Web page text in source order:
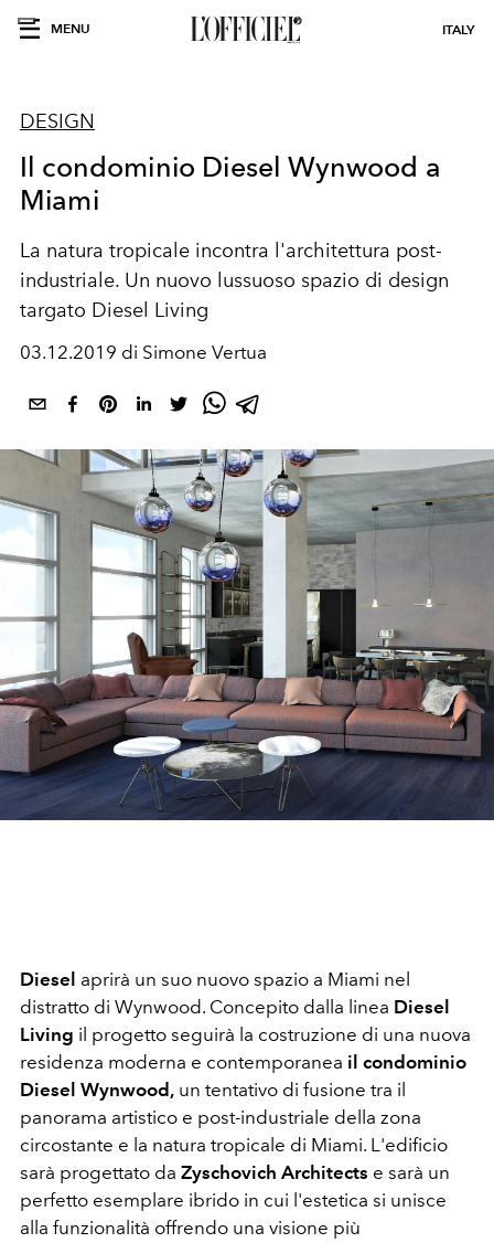
MENU ITALY
DESIGN
Il condominio Diesel Wynwood a
Miami
La natura tropicale incontra l'architettura post-
industriale. Un nuovo lussuoso spazio di design
targato Diesel Living
03.12.2019 di Simone Vertua
Diesel aprirà un suo nuovo spazio a Miami nel
distratto di Wynwood. Concepito dalla linea Diesel
Living il progetto seguirà la costruzione di una nuova
residenza moderna e contemporanea il condominio
Diesel Wynwood, un tentativo di fusione tra il
panorama artistico e post-industriale della zona
circostante e la natura tropicale di Miami. L'edificio
sarà progettato da Zyschovich Architects e sarà un
perfetto esemplare ibrido in cui l'estetica si unisce
alla funzionalità offrendo una visione più